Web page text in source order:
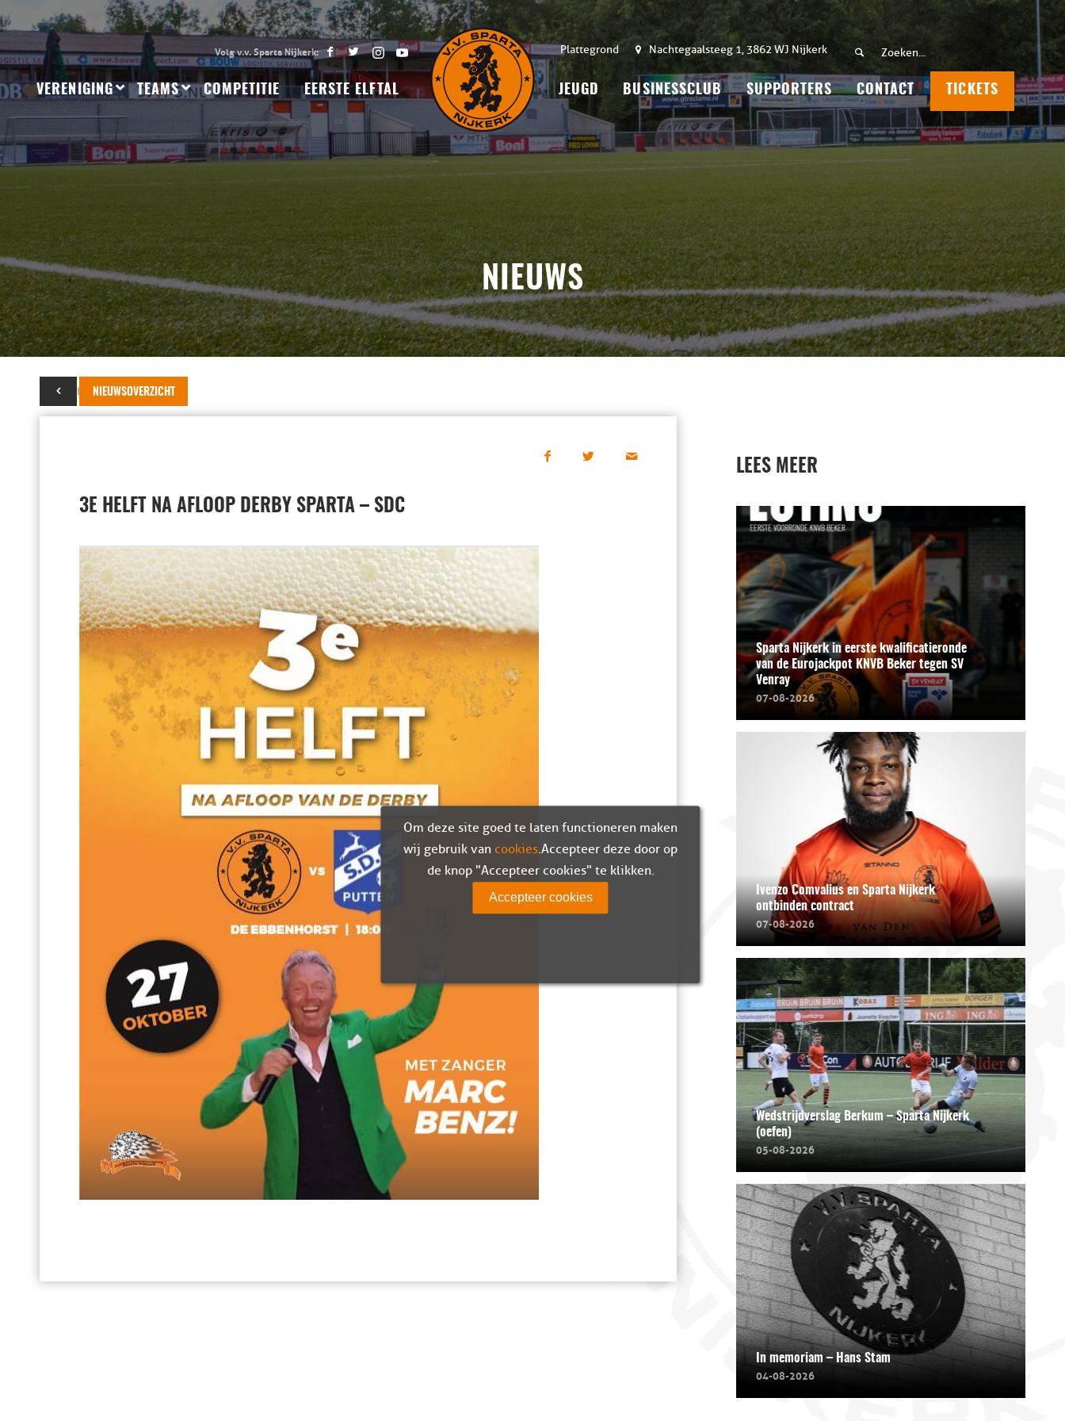
Plattegrond Nachtegaalsteeg 1, 3862 WJ Nijkerk
VERENIGING TEAMS COMPETITIE EERSTE ELFTAL JEUGD BUSINESSCLUB SUPPORTERS CONTACT TICKETS
NIEUWS
NIEUWSOVERZICHT
05 oktober 2018
3E HELFT NA AFLOOP DERBY SPARTA – SDC
LEES MEER
Sparta Nijkerk in eerste kwalificatieronde
van de Eurojackpot KNVB Beker tegen SV
Venray
07-08-2026
Ivenzo Comvalius en Sparta Nijkerk
ontbinden contract
07-08-2026
Wedstrijdverslag Berkum – Sparta Nijkerk
(oefen)
05-08-2026
In memoriam – Hans Stam
04-08-2026
Om deze site goed te laten functioneren maken
wij gebruik van cookies. Accepteer deze door op
de knop "Accepteer cookies" te klikken.
Accepteer cookies